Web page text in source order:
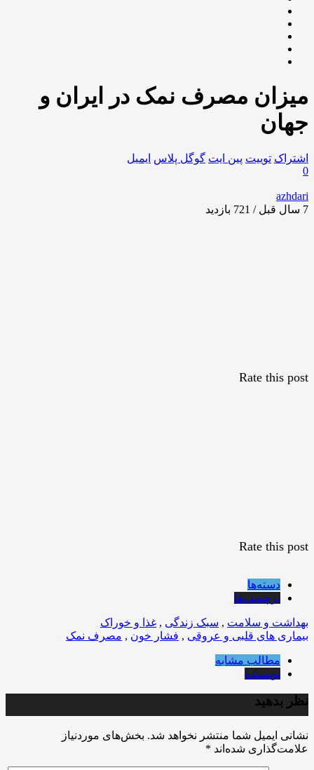
میزان مصرف نمک در ایران و
جهان
اشتراک توییت پین ایت گوگل‌ پلاس ایمیل
0
azhdari
7 سال قبل / 721
بازدید
Rate this post
Rate this post
دسته‌ها
برچسب‌ها
بهداشت و سلامت , سبک زندگی , غذا و خوراک
بیماری های قلبی و عروقی , فشار خون , مصرف نمک
مطالب مشابه
نویسنده
نظر بدهید
نشانی ایمیل شما منتشر نخواهد شد. بخش‌های موردنیاز
علامت‌گذاری شده‌اند *